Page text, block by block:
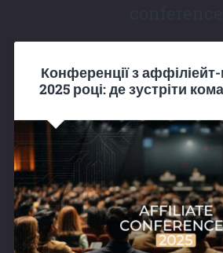
Конференції з
2025 році: де зустріти